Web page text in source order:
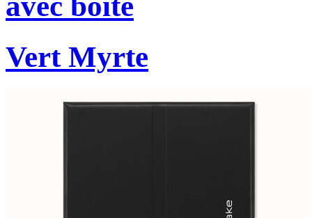
Vert Myrte